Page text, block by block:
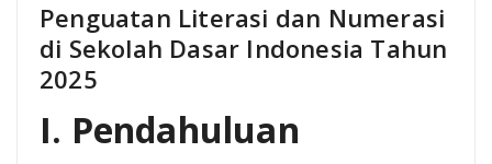
Penguatan Literasi dan Numerasi
di Sekolah Dasar Indonesia Tahun
2025
I. Pendahuluan